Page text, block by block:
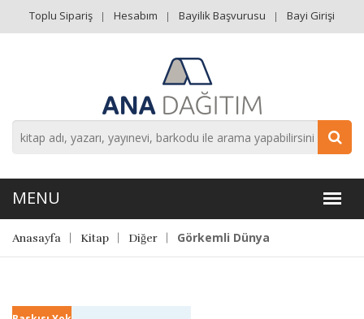
Toplu Sipariş Hesabım Bayilik Başvurusu Bayi Girişi
Anasayfa Kitap Diğer Görkemli Dünya